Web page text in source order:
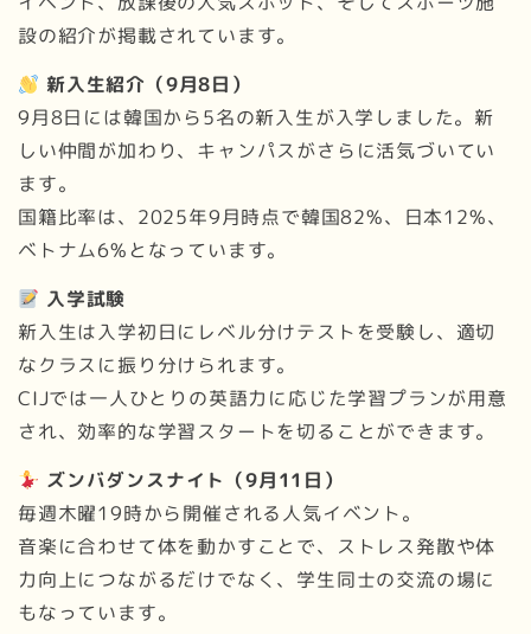
設の紹介が掲載されています。
新入生紹介（9月8日）
9月8日には韓国から5名の新入生が入学しました。新
しい仲間が加わり、キャンパスがさらに活気づいてい
ます。
国籍比率は、2025年9月時点で韓国82%、日本12%、
ベトナム6%となっています。
入学試験
新入生は入学初日にレベル分けテストを受験し、適切
なクラスに振り分けられます。
CIJでは一人ひとりの英語力に応じた学習プランが用意
され、効率的な学習スタートを切ることができます。
ズンバダンスナイト（9月11日）
毎週木曜19時から開催される人気イベント。
音楽に合わせて体を動かすことで、ストレス発散や体
力向上につながるだけでなく、学生同士の交流の場に
もなっています。